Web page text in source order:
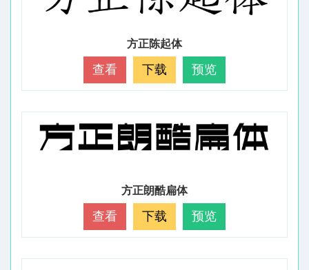
方正陈起体
查看 下载 预览
方正朗酷扁体
查看 下载 预览